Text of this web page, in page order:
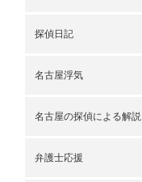
探偵日記
名古屋浮気
名古屋の探偵による解説
弁護士応援